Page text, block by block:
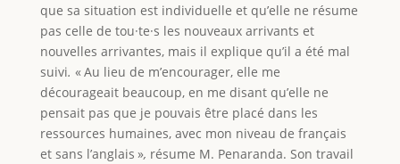
que sa situation est individuelle et qu’elle ne résume
pas celle de tou·te·s les nouveaux arrivants et
nouvelles arrivantes, mais il explique qu’il a été mal
suivi. « Au lieu de m’encourager, elle me
décourageait beaucoup, en me disant qu’elle ne
pensait pas que je pouvais être placé dans les
ressources humaines, avec mon niveau de français
et sans l’anglais », résume M. Penaranda. Son travail